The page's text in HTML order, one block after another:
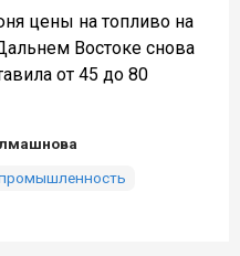
цены на топливо на
Востоке снова
от 45 до 80